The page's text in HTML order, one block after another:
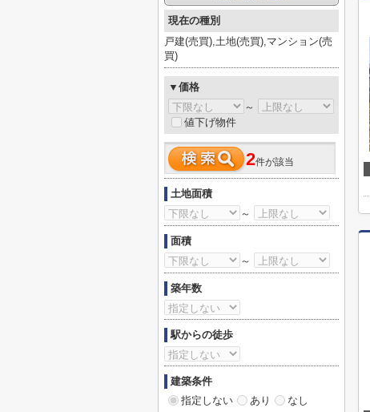
現在の種別
戸建(売買),土地(売買),マンション(売
買)
▼価格
～
値下げ物件
2件が該当
土地面積
～
面積
～
築年数
駅からの徒歩
建築条件
指定しない
あり なし